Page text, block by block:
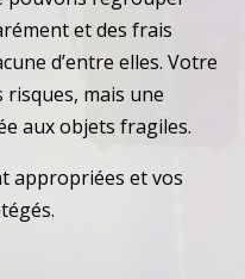
et des frais
d’entre elles. Votre
mais une
aux objets fragiles.
appropriées et vos